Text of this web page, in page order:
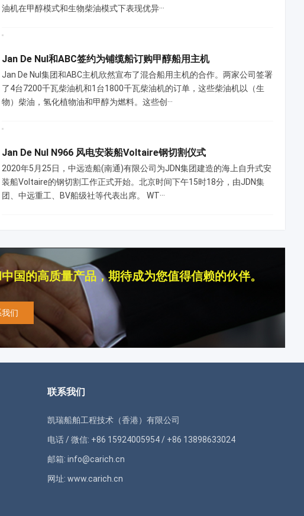
油机在甲醇模式和生物柴油模式下表现优异···
Jan De Nul和ABC签约为铺缆船订购甲醇船用主机
Jan De Nul集团和ABC主机欣然宣布了混合船用主机的合作。两家公司签署
了4台7200千瓦柴油机和1台1800千瓦柴油机的订单，这些柴油机以（生
物）柴油，氢化植物油和甲醇为燃料。这些创···
Jan De Nul N966 风电安装船Voltaire钢切割仪式
2020年5月25日，中远造船(南通)有限公司为JDN集团建造的海上自升式安
装船Voltaire的钢切割工作正式开始。北京时间下午15时18分，由JDN集
团、中远重工、BV船级社等代表出席。 WT···
国的高质量产品，期待成为您值得信赖的伙伴。
们
联系我们
凯瑞船舶工程技术（香港）有限公司
电话 / 微信: +86 15924005954 / +86 13898633024
邮箱: info@carich.cn
网址: www.carich.cn